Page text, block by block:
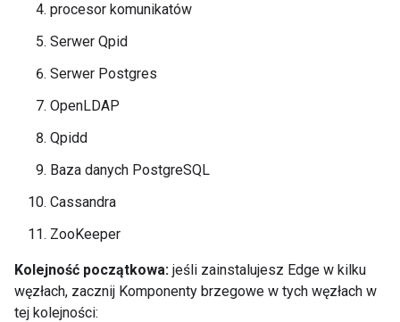
procesor komunikatów
Serwer Qpid
Serwer Postgres
OpenLDAP
Qpidd
Baza danych PostgreSQL
Cassandra
ZooKeeper
Kolejność początkowa: jeśli zainstalujesz Edge w kilku
węzłach, zacznij Komponenty brzegowe w tych węzłach w
tej kolejności: